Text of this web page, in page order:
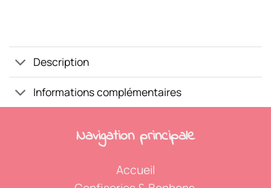
Description
Informations complémentaires
Navigation principale
Accueil